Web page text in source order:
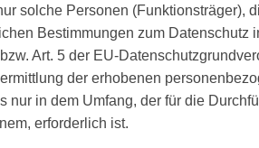
solche Personen (Funktionsträger),
Bestimmungen zum
Art. 5 der EU-
der erhobenen
nur in dem Umfang, der für die
erforderlich ist.